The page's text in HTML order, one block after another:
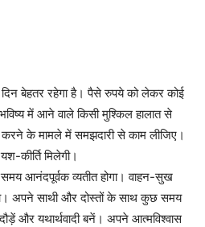
बेहतर रहेगा है। पैसे रुपये को लेकर कोई
में आने वाले किसी मुश्किल हालात से
के मामले में समझदारी से काम लीजिए।
कीर्ति मिलेगी।
आनंदपूर्वक व्यतीत होगा। वाहन-सुख
अपने साथी और दोस्तों के साथ कुछ समय
और यथार्थवादी बनें। अपने आत्मविश्वास